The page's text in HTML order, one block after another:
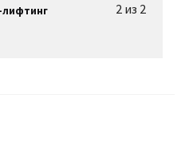
2 из 2
лифтинг